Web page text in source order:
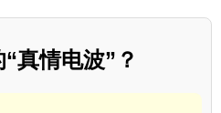
真情电波”？